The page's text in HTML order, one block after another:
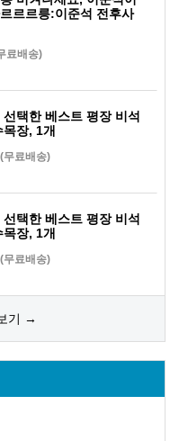
르르릉:이준석 전후사
료배송)
택한 베스트 평장 비석
장, 1개
(무료배송)
택한 베스트 평장 비석
장, 1개
(무료배송)
기 →